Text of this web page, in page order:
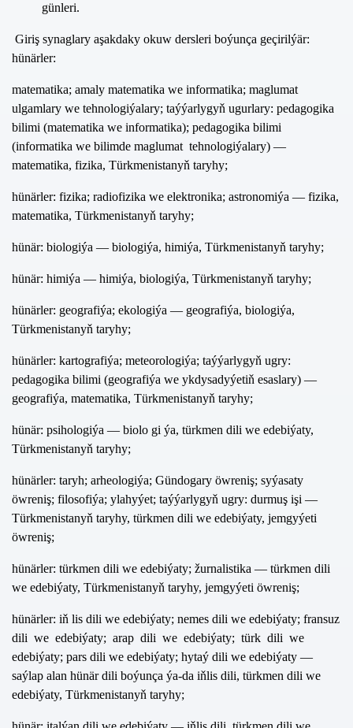
günleri.
Giriş synaglary aşakdaky okuw dersleri boýunça geçirilýär:
hünärler:
matematika; amaly matematika we informatika; maglumat
ulgamlary we tehnologiýalary; taýýarlygyň ugurlary: pedagogika
bilimi (matematika we informatika); pedagogika bilimi
(informatika we bilimde maglumat tehnologiýalary) —
matematika, fizika, Türkmenistanyň taryhy;
hünärler: fizika; radiofizika we elektronika; astronomiýa — fizika,
matematika, Türkmenistanyň taryhy;
hünär: biologiýa — biologiýa, himiýa, Türkmenistanyň taryhy;
hünär: himiýa — himiýa, biologiýa, Türkmenistanyň taryhy;
hünärler: geografiýa; ekologiýa — geografiýa, biologiýa,
Türkmenistanyň taryhy;
hünärler: kartografiýa; meteorologiýa; taýýarlygyň ugry:
pedagogika bilimi (geografiýa we ykdysadyýetiň esaslary) —
geografiýa, matematika, Türkmenistanyň taryhy;
hünär: psihologiýa — biolo gi ýa, türkmen dili we edebiýaty,
Türkmenistanyň taryhy;
hünärler: taryh; arheologiýa; Gündogary öwreniş; syýasaty
öwreniş; filosofiýa; ylahyýet; taýýarlygyň ugry: durmuş işi —
Türkmenistanyň taryhy, türkmen dili we edebiýaty, jemgyýeti
öwreniş;
hünärler: türkmen dili we edebiýaty; žurnalistika — türkmen dili
we edebiýaty, Türkmenistanyň taryhy, jemgyýeti öwreniş;
hünärler: iň lis dili we edebiýaty; nemes dili we edebiýaty; fransuz
dili we edebiýaty; arap dili we edebiýaty; türk dili we
edebiýaty; pars dili we edebiýaty; hytaý dili we edebiýaty —
saýlap alan hünär dili boýunça ýa-da iňlis dili, türkmen dili we
edebiýaty, Türkmenistanyň taryhy;